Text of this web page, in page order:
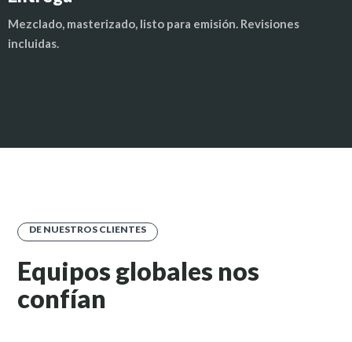
Mezclado, masterizado, listo para emisión. Revisiones
incluidas.
DE NUESTROS CLIENTES
Equipos globales nos
confían